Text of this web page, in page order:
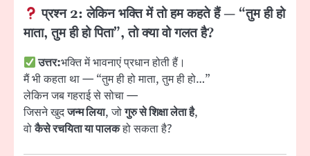
प्रश्न 2: लेकिन भक्ति में तो हम कहते हैं — “तुम ही हो
माता, तुम ही हो पिता”, तो क्या वो गलत है?
उत्तर:भक्ति में भावनाएं प्रधान होती हैं।
मैं भी कहता था — “तुम ही हो माता, तुम ही हो…”
लेकिन जब गहराई से सोचा —
जिसने खुदजन्म लिया, जोगुरु से शिक्षा लेता है,
वोकैसे रचयिता या पालकहो सकता है?